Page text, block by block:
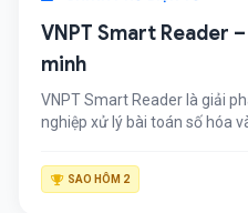
VNPT Smart Reader
minh
VNPT Smart Reader là giải
nghiệp xử lý bài toán số hóa
dạng toàn bộ ký tự trong văn
phép chuyển đổi văn bản từ
SAO HÔM 2